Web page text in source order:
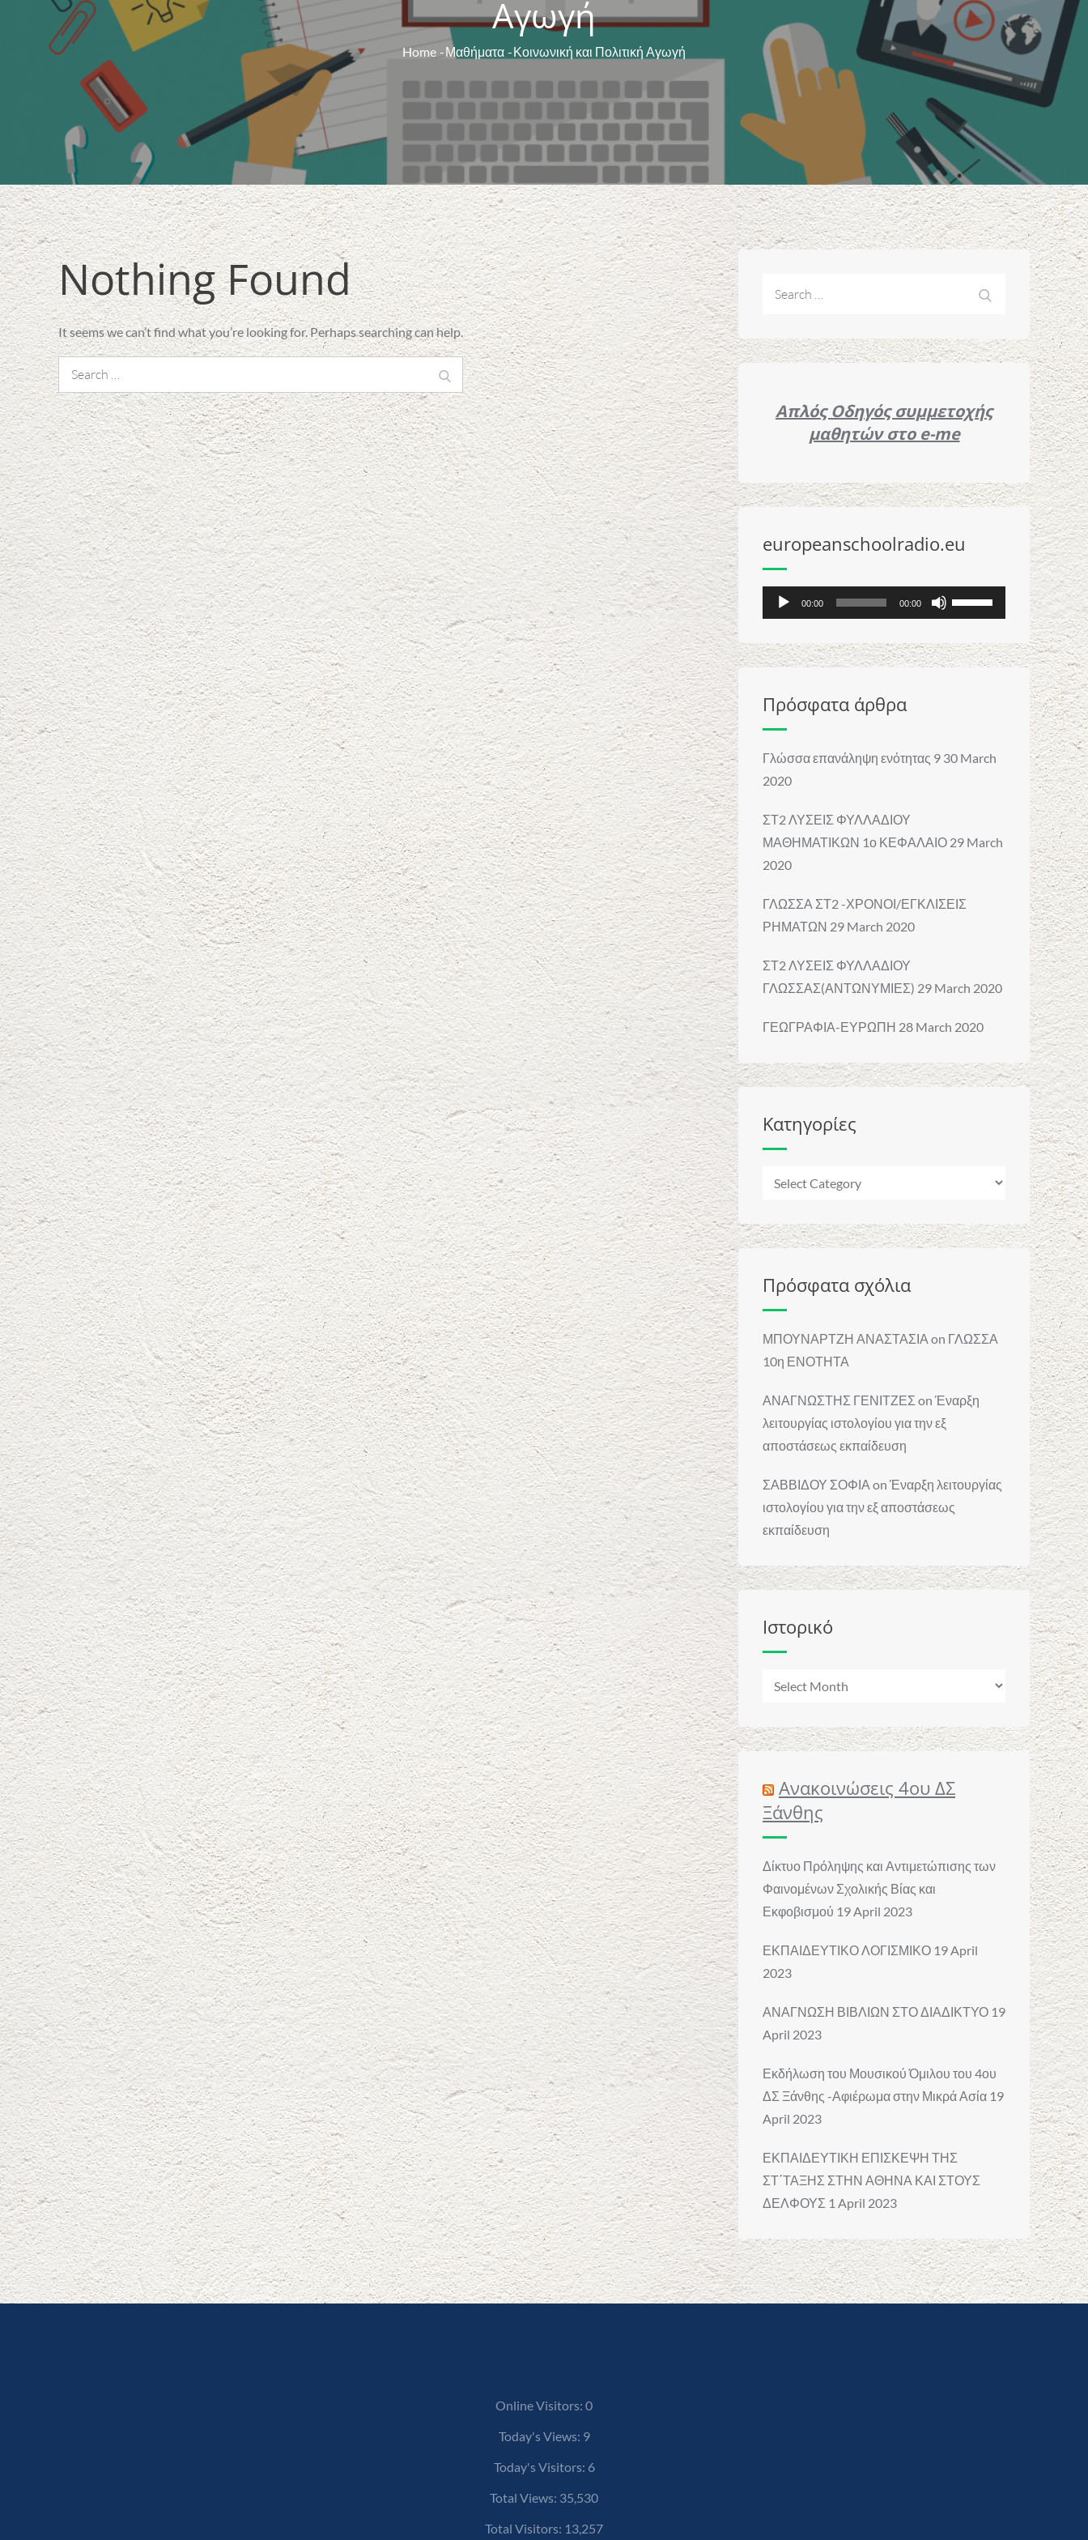
Αγωγή
Home Μαθήματα Κοινωνική και Πολιτική Αγωγή
Nothing Found
It seems we can’t find what you’re looking for. Perhaps searching can help.
Search
for:
Search
Απλός Oδηγός συμμετοχής
μαθητών στο e-me
europeanschoolradio.eu
Audio
Player
00:00 00:00
Use
Up/Down
Arrow
keys
decrease
Πρόσφατα άρθρα
Γλώσσα επανάληψη ενότητας 9 30 March
2020
ΣΤ2 ΛΥΣΕΙΣ ΦΥΛΛΑΔΙΟΥ
ΜΑΘΗΜΑΤΙΚΩΝ 1ο ΚΕΦΑΛΑΙΟ 29 March
2020
ΓΛΩΣΣΑ ΣΤ2 -ΧΡΟΝΟΙ/ΕΓΚΛΙΣΕΙΣ
ΡΗΜΑΤΩΝ 29 March 2020
ΣΤ2 ΛΥΣΕΙΣ ΦΥΛΛΑΔΙΟΥ
ΓΛΩΣΣΑΣ(ΑΝΤΩΝΥΜΙΕΣ) 29 March 2020
ΓΕΩΓΡΑΦΙΑ-ΕΥΡΩΠΗ 28 March 2020
Κατηγορίες
Κατηγορίες
Πρόσφατα σχόλια
ΜΠΟΥΝΑΡΤΖΗ ΑΝΑΣΤΑΣΙΑ on ΓΛΩΣΣΑ
10η ΕΝΟΤΗΤΑ
ΑΝΑΓΝΩΣΤΗΣ ΓΕΝΙΤΖΕΣ on Έναρξη
λειτουργίας ιστολογίου για την εξ
αποστάσεως εκπαίδευση
ΣΑΒΒΙΔΟΥ ΣΟΦΙΑ on Έναρξη λειτουργίας
ιστολογίου για την εξ αποστάσεως
εκπαίδευση
Ιστορικό
Ιστορικό
Ανακοινώσεις 4ου ΔΣ
Ξάνθης
Δίκτυο Πρόληψης και Αντιμετώπισης των
Φαινομένων Σχολικής Βίας και
Εκφοβισμού 19 April 2023
ΕΚΠΑΙΔΕΥΤΙΚΟ ΛΟΓΙΣΜΙΚΟ 19 April
2023
ΑΝΑΓΝΩΣΗ ΒΙΒΛΙΩΝ ΣΤΟ ΔΙΑΔΙΚΤΥΟ 19
April 2023
Εκδήλωση του Μουσικού Όμιλου του 4ου
ΔΣ Ξάνθης -Αφιέρωμα στην Μικρά Ασία 19
April 2023
ΕΚΠΑΙΔΕΥΤΙΚΗ ΕΠΙΣΚΕΨΗ ΤΗΣ
ΣΤ΄ΤΑΞΗΣ ΣΤΗΝ ΑΘΗΝΑ ΚΑΙ ΣΤΟΥΣ
ΔΕΛΦΟΥΣ 1 April 2023
Online Visitors: 0
Today's Views: 9
Today's Visitors: 6
Total Views: 35,530
Total Visitors: 13,257